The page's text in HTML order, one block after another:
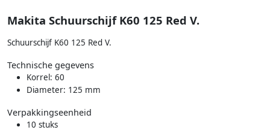
Makita Schuurschijf K60 125 Red V.
Schuurschijf K60 125 Red V.
Technische gegevens
Korrel: 60
Diameter: 125 mm
Verpakkingseenheid
10 stuks